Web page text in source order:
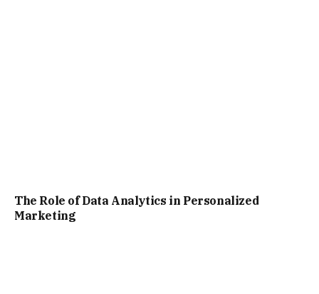
The Role of Data Analytics in Personalized
Marketing